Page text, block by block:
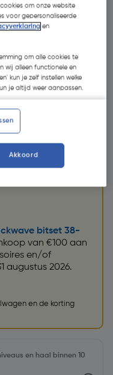
bitset 38-
van €100 aan
en/of
augustus 2026.
en de korting
en haal binnen 10
om onze website
voor gepersonaliseerde
en
om alle cookies te
wij alleen functionele en
kun je zelf instellen welke
je altijd weer aanpassen.
Akkoord